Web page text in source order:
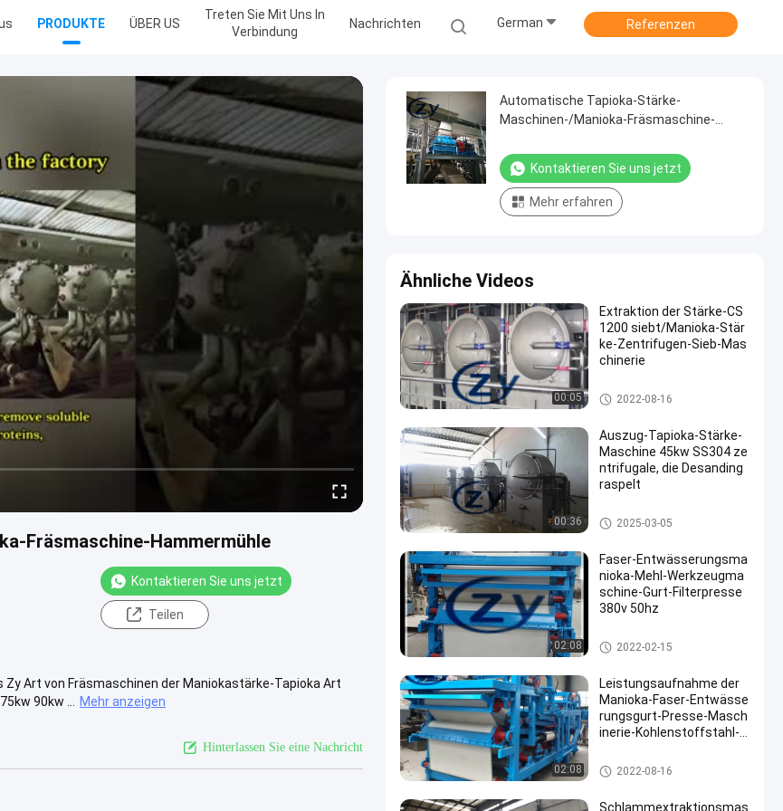
PRODUKTE ÜBER US
Treten Sie Mit Uns In
Verbindung
Nachrichten German Referenzen
Fräsmaschine-Hammermühle
Kontaktieren Sie uns jetzt
Teilen
Art von Fräsmaschinen der Maniokastärke-Tapioka Art
90kw ...
Mehr anzeigen
Hinterlassen Sie eine Nachricht
Automatische Tapioka-Stärke-
Maschinen-/Manioka-Fräsmaschine-
Kontaktieren Sie uns jetzt
Mehr erfahren
Ähnliche Videos
00:05
Extraktion der Stärke-CS
1200 siebt/Manioka-Stär
ke-Zentrifugen-Sieb-Mas
chinerie
Manioka-Stärke-Werkzeugmas
chine
2022-08-16
00:36
Auszug-Tapioka-Stärke-
Maschine 45kw SS304 ze
ntrifugale, die Desanding
raspelt
Tapioka-Stärke-Maschine
2025-03-05
02:08
Faser-Entwässerungsma
nioka-Mehl-Werkzeugma
schine-Gurt-Filterpresse
380v 50hz
Manioka-Mehl-Werkzeugmasc
hine
2022-02-15
02:08
Leistungsaufnahme der
Manioka-Faser-Entwässe
rungsgurt-Presse-Masch
inerie-Kohlenstoffstahl-g
Manioka-Stärke-Werkzeugmas
chine
2022-08-16
Schlammextraktionsmas